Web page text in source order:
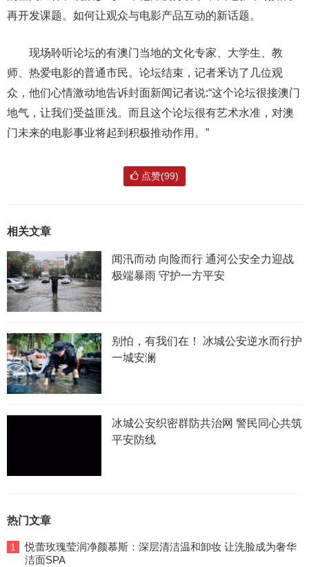
再开发课题。如何让观众与电影产品互动的新话题。
现场聆听论坛的有澳门当地的文化专家、大学生、教
师、热爱电影的普通市民。论坛结束，记者釆访了几位观
众，他们心情激动地告诉封面新闻记者说:“这个论坛很接澳门
地气，让我们受益匪浅。而且这个论坛很有艺术水准，对澳
门未来的电影事业将起到积极推动作用。”
点赞(99)
相关文章
闻汛而动 向险而行 通河公安全力迎战
极端暴雨 守护一方平安
别怕，有我们在！ 冰城公安逆水而行护
一城安澜
冰城公安织密群防共治网 警民同心共筑
平安防线
热门文章
1
悦蕾玫瑰莹润净颜慕斯：深层清洁温和卸妆 让洗脸成为奢华
洁面SPA